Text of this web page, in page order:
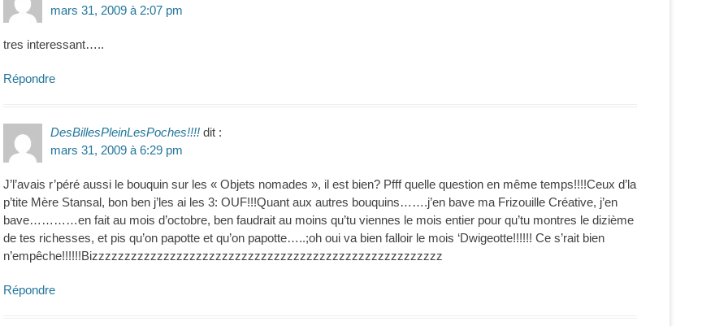
mars 31, 2009 à 2:07 pm
tres interessant…..
Répondre
DesBillesPleinLesPoches!!!! dit :
mars 31, 2009 à 6:29 pm
J’l’avais r’péré aussi le bouquin sur les « Objets nomades », il est bien? Pfff quelle question en même temps!!!!Ceux d’la
p’tite Mère Stansal, bon ben j’les ai les 3: OUF!!!Quant aux autres bouquins…….j’en bave ma Frizouille Créative, j’en
bave…………en fait au mois d’octobre, ben faudrait au moins qu’tu viennes le mois entier pour qu’tu montres le dizième
de tes richesses, et pis qu’on papotte et qu’on papotte…..;oh oui va bien falloir le mois ‘Dwigeotte!!!!!! Ce s’rait bien
n’empêche!!!!!!Bizzzzzzzzzzzzzzzzzzzzzzzzzzzzzzzzzzzzzzzzzzzzzzzzzzzzzz
Répondre